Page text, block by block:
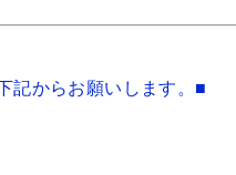
記からお願いします。■